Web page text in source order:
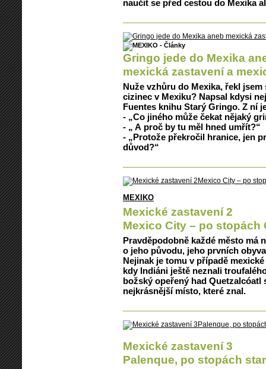
naučit se před cestou do Mexika
Gringo jede do Mexika
mexická zastavení a
Nuže vzhůru do Mexika, řekl
cizinec v Mexiku? Napsal kdysi
Fuentes knihu Starý Gringo. Z ní
- „Co jiného může čekat nějaký
- „ A proč by tu měl hned umřít?“
- „Protože překročil hranice, jen
důvod?“
MEXIKO
Mexické zastavení 2
Mexico City – po stopách
Pravděpodobně každé město má
o jeho původu, jeho prvních
Nejinak je tomu v případě
kdy Indiáni ještě neznali
božský opeřený had Quetzalcóatl
nejkrásnější místo, které znal.
Mexické zastavení 3
Palenque, po stopách